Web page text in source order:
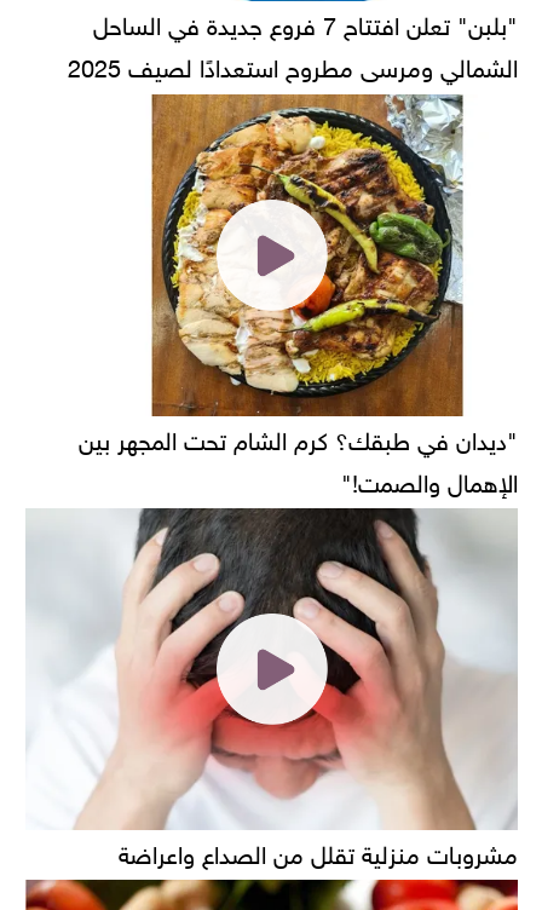
"بلبن" تعلن افتتاح 7 فروع جديدة في الساحل
الشمالي ومرسى مطروح استعدادًا لصيف 2025
"ديدان في طبقك؟ كرم الشام تحت المجهر بين
الإهمال والصمت!"
مشروبات منزلية تقلل من الصداع واعراضة